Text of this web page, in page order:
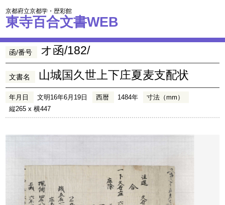
京都府立京都学・歴彩館
東寺百合文書WEB
函/番号 オ函/182/
文書名 山城国久世上下庄夏麦支配状
年月日 文明16年6月19日 西暦 1484年
寸法（mm）
縦265 x 横447